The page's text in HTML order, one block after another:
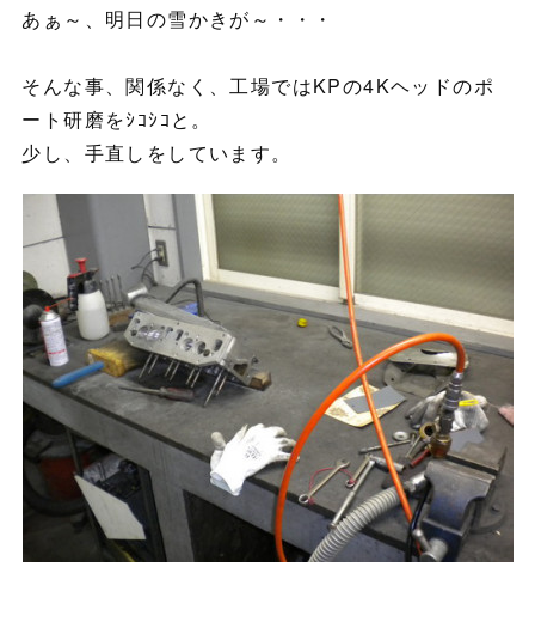
あぁ～、明日の雪かきが～・・・
そんな事、関係なく、工場ではKPの4Kヘッドのポ
ート研磨をｼｺｼｺと。
少し、手直しをしています。